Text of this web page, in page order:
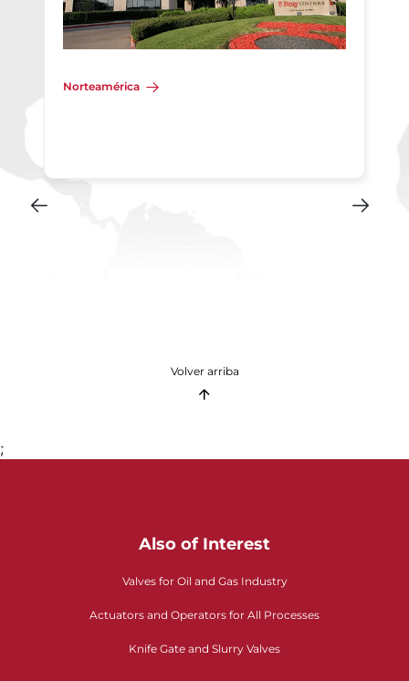
Norteamérica
Volver arriba
;
Also of Interest
Valves for Oil and Gas Industry
Actuators and Operators for All Processes
Knife Gate and Slurry Valves